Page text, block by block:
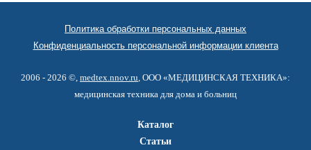
Политика обработки персональных данных
Конфиденциальность персональной информации клиента
2006 - 2026 ©, medtex.nnov.ru , ООО «МЕДИЦИНСКАЯ ТЕХНИКА»:
медицинская техника для дома и больниц
Каталог
Статьи